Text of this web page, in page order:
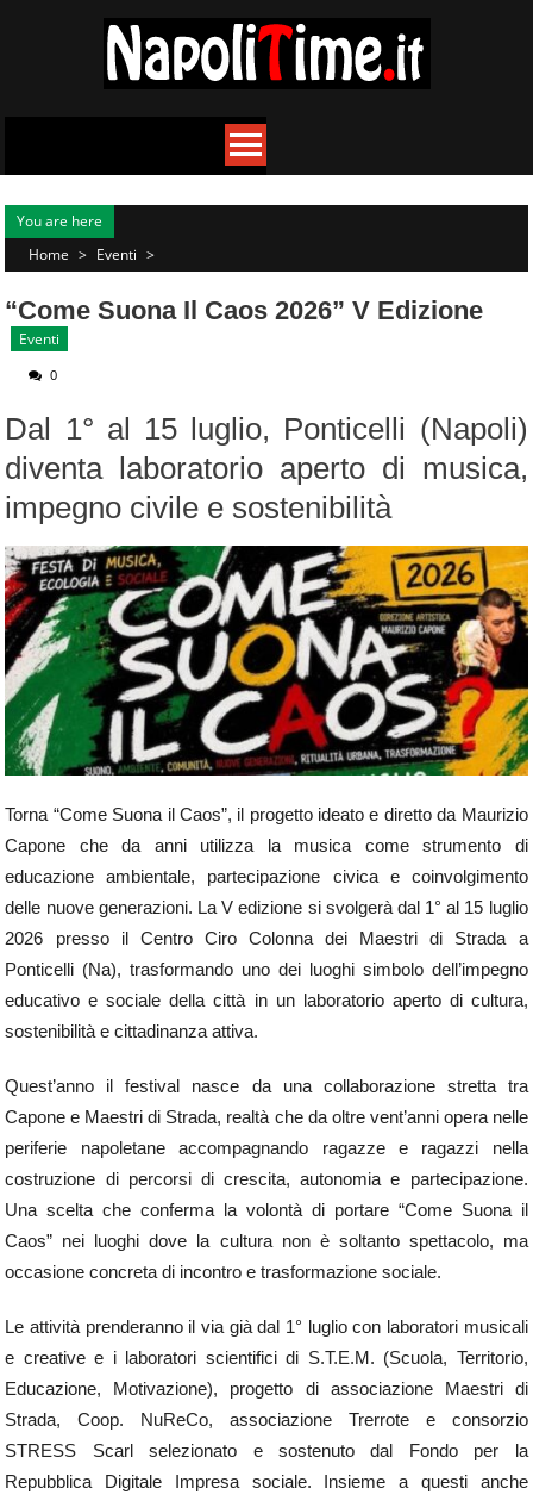
You are here
Home > Eventi >
“Come Suona Il Caos 2026” V Edizione
Eventi
0
Dal 1° al 15 luglio, Ponticelli (Napoli)
diventa laboratorio aperto di musica,
impegno civile e sostenibilità
Torna “Come Suona il Caos”, il progetto ideato e diretto da Maurizio
Capone che da anni utilizza la musica come strumento di
educazione ambientale, partecipazione civica e coinvolgimento
delle nuove generazioni. La V edizione si svolgerà dal 1° al 15 luglio
2026 presso il Centro Ciro Colonna dei Maestri di Strada a
Ponticelli (Na), trasformando uno dei luoghi simbolo dell’impegno
educativo e sociale della città in un laboratorio aperto di cultura,
sostenibilità e cittadinanza attiva.
Quest’anno il festival nasce da una collaborazione stretta tra
Capone e Maestri di Strada, realtà che da oltre vent’anni opera nelle
periferie napoletane accompagnando ragazze e ragazzi nella
costruzione di percorsi di crescita, autonomia e partecipazione.
Una scelta che conferma la volontà di portare “Come Suona il
Caos” nei luoghi dove la cultura non è soltanto spettacolo, ma
occasione concreta di incontro e trasformazione sociale.
Le attività prenderanno il via già dal 1° luglio con laboratori musicali
e creative e i laboratori scientifici di S.T.E.M. (Scuola, Territorio,
Educazione, Motivazione), progetto di associazione Maestri di
Strada, Coop. NuReCo, associazione Trerrote e consorzio
STRESS Scarl selezionato e sostenuto dal Fondo per la
Repubblica Digitale Impresa sociale. Insieme a questi anche